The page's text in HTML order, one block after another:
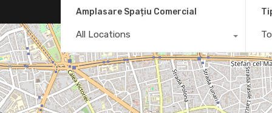
Amplasare Spațiu Comercial
All Locations